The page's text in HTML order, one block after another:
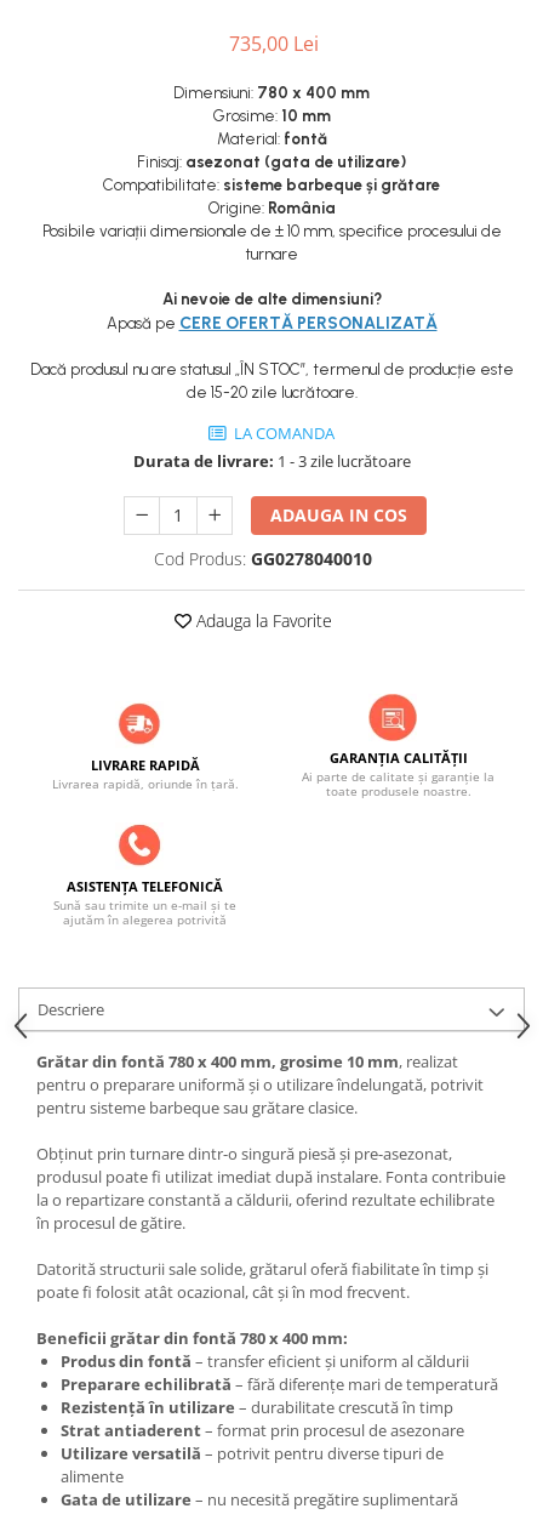
REDUCERI VASE DIN FONTĂ
CUPTOARE PENTRU SOBĂ
ACCESORII SOBĂ, ȘEMINEU ȘI
CĂRĂMIDĂ
COPERTINE ȘI PRELATE
Prelată impermeabilă din
COȘURI DE FUM
Coșuri de fum din inox
Baterii și accesorii
PLASE DE UMBRIRE/ ANTIGRINDINĂ
Unelte electrice
Unelte pentru grădinărit
STICLĂ TERMOREZISTENTĂ
TIMP LIBER IN NATURA
TRUSE SI ACCESORII PROFESIONALE
DE CURATARE HORN
ȘEMINEE ȘI ÎNCĂLZITOARE DE
TERASĂ
735,00 Lei
Dimensiuni: 780 x 400 mm
Grosime: 10 mm
Material: fontă
Finisaj: asezonat (gata de utilizare)
Compatibilitate: sisteme barbeque și grătare
Origine: România
Posibile variații dimensionale de ± 10 mm, specifice procesului de
turnare
Ai nevoie de alte dimensiuni?
Apasă pe CERE OFERTĂ PERSONALIZATĂ
Dacă produsul nu are statusul „ÎN STOC”, termenul de producție este
de 15-20 zile lucrătoare.
LA COMANDA
Durata de livrare: 1 - 3 zile lucrătoare
ADAUGA IN COS
Cod Produs: GG0278040010
Adauga la Favorite
LIVRARE RAPIDĂ
Livrarea rapidă, oriunde în țară.
GARANȚIA CALITĂȚII
Ai parte de calitate și garanție la
toate produsele noastre.
ASISTENȚA TELEFONICĂ
Sună sau trimite un e-mail și te
ajutăm în alegerea potrivită
Descriere
Grătar din fontă 780 x 400 mm, grosime 10 mm, realizat
pentru o preparare uniformă și o utilizare îndelungată, potrivit
pentru sisteme barbeque sau grătare clasice.
Obținut prin turnare dintr-o singură piesă și pre-asezonat,
produsul poate fi utilizat imediat după instalare. Fonta contribuie
la o repartizare constantă a căldurii, oferind rezultate echilibrate
în procesul de gătire.
Datorită structurii sale solide, grătarul oferă fiabilitate în timp și
poate fi folosit atât ocazional, cât și în mod frecvent.
Beneficii grătar din fontă 780 x 400 mm:
Produs din fontă – transfer eficient și uniform al căldurii
Preparare echilibrată – fără diferențe mari de temperatură
Rezistență în utilizare – durabilitate crescută în timp
Strat antiaderent– format prin procesul de asezonare
Utilizare versatilă – potrivit pentru diverse tipuri de
alimente
Gata de utilizare – nu necesită pregătire suplimentară